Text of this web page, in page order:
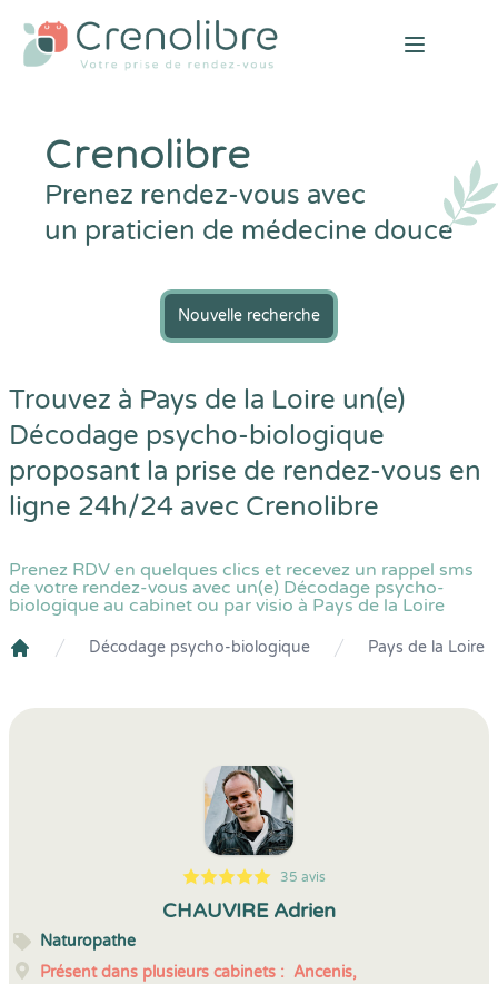
Open
Crenolibre
Prenez rendez-vous avec
un praticien de médecine douce
Nouvelle recherche
Trouvez à Pays de la Loire un(e)
Décodage psycho-biologique
proposant la prise de rendez-vous en
ligne 24h/24 avec Crenolibre
Prenez RDV en quelques clics et recevez un rappel sms
de votre rendez-vous avec un(e) Décodage psycho-
biologique au cabinet ou par visio à Pays de la Loire
Décodage psycho-biologique Pays de la Loire
5
1
5
35 35 avis
CHAUVIRE Adrien
Naturopathe
Présent dans plusieurs cabinets : Ancenis,